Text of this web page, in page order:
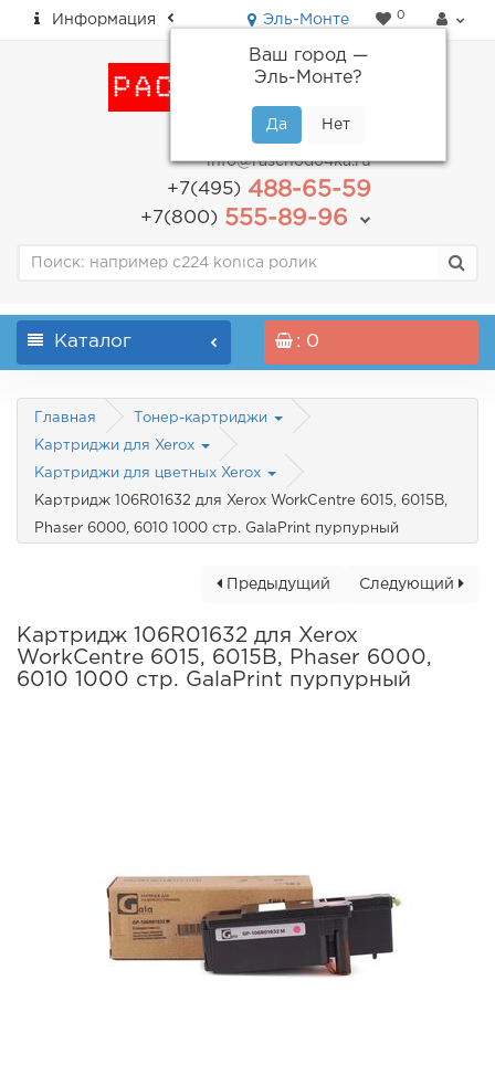
Информация Эль-Монте
Ваш город —
Эль-Монте?
0
пн-пт: с 9.00 до 18.00
info@raschodo4ka.ru
+7(495)488-65-59
+7(800)555-89-96
Каталог : 0
Главная Тонер-картриджи
Картриджи для Xerox
Картриджи для цветных Xerox
Картридж 106R01632 для Xerox WorkCentre 6015, 6015B,
Phaser 6000, 6010 1000 стр. GalaPrint пурпурный
Следующий
Предыдущий
Картридж 106R01632 для Xerox
WorkCentre 6015, 6015B, Phaser 6000,
6010 1000 стр. GalaPrint пурпурный